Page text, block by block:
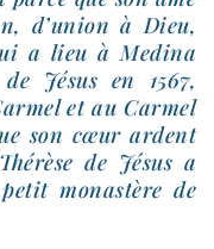
d’u­nion à Dieu,
a lieu à Medina
Jésus en 1567,
et au Carmel
son cœur ardent
de Jésus a
monas­tère de